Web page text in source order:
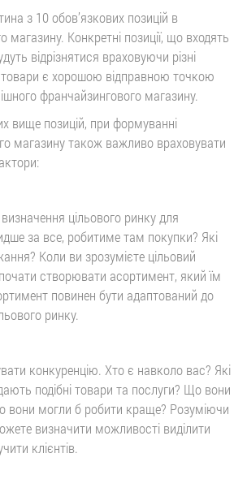
з 10 обов’язкових позицій в
магазину. Конкретні позиції, що входять
відрізнятися враховуючи різні
є хорошою відправною точкою
франчайзингового магазину.
вище позицій, при формуванні
магазину також важливо враховувати
цільового ринку для
за все, робитиме там покупки? Які
Коли ви зрозумієте цільовий
створювати асортимент, який їм
повинен бути адаптований до
ринку.
конкуренцію. Хто є навколо вас? Які
подібні товари та послуги? Що вони
вони могли б робити краще? Розуміючи
визначити можливості виділити
клієнтів.